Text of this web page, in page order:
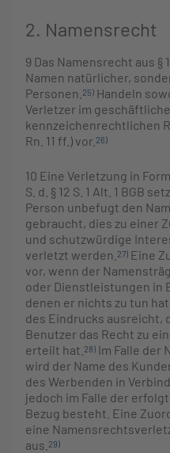
2. Namensrecht
9 Das Namensrecht aus §
Namen natürlicher,
Personen. 25) Handeln
Verletzer im
kennzeichenrechtlichen
Rn. 11 ff.) vor. 26)
10 Eine Verletzung in
S. d. § 12 S. 1 Alt. 1 BGB
Person unbefugt den
gebraucht, dies zu einer
und schutzwürdige
verletzt werden. 27) Eine
vor, wenn der
oder Dienstleistungen in
denen er nichts zu tun
des Eindrucks ausreicht,
Benutzer das Recht zu
erteilt hat. 28) Im Falle der
wird der Name des
des Werbenden in
jedoch im Falle der
Bezug besteht. Eine
eine
aus. 29)